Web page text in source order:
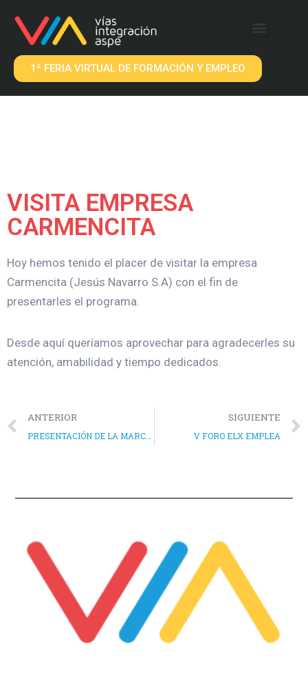
1ª FERIA VIRTUAL DE FORMACIÓN Y EMPLEO
VISITA EMPRESA
CARMENCITA
Hoy hemos tenido el placer de visitar la empresa
Carmencita (Jesús Navarro S.A) con el fin de
presentarles el programa.
Desde aquí queríamos aprovechar para agradecerles su
atención, amabilidad y tiempo dedicados.
ANTERIOR
PRESENTACIÓN DE LA MARCA E IMAGEN EN RADIOASPE
SIGUIENTE
V FORO ELX EMPLEA